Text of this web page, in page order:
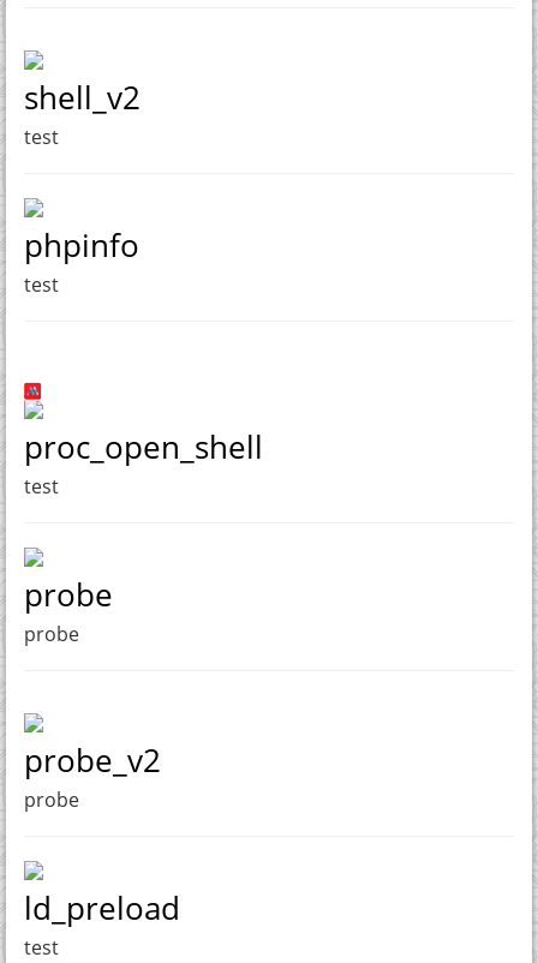
shell_v2
test
phpinfo
test
proc_open_shell
test
probe
probe
probe_v2
probe
ld_preload
test